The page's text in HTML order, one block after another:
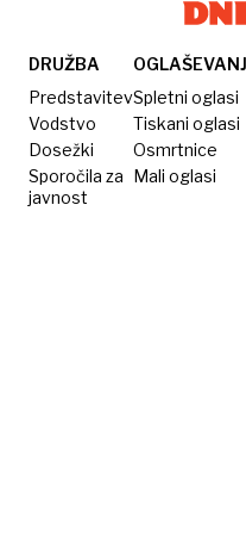
DRUŽBA
Predstavitev
Vodstvo
Dosežki
Sporočila za
javnost
Spletni oglasi
Tiskani oglasi
Osmrtnice
Mali oglasi